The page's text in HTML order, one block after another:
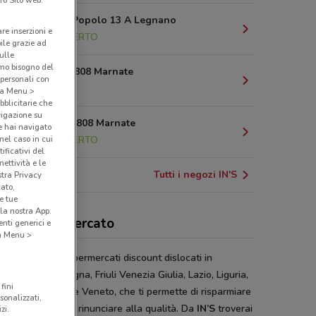
Piazza Del Popolo 13 A Legnano
4.9 km
APERTO
Via Milano 808 Marnate
5.2 km
Via Milano, 808 Marnate
5.3 km
APERTO
Tutti i negozi IN'S
In's Mercato
è la catena di supermercati discount dislocati in
Emilia Romagna, Friuli Venezia Giulia, Lazio, Liguria,
Piemonte e Veneto, che ti permette di risparmiare
spesa senza rinunciare alla qualità. Da IN’S troverai
inserzioni e
grazie ad
bisogno del
con
Menu >
che
su
hai navigato
caso in cui
del
e le
Privacy
tue
nostra App.
generici e
Menu >
fini